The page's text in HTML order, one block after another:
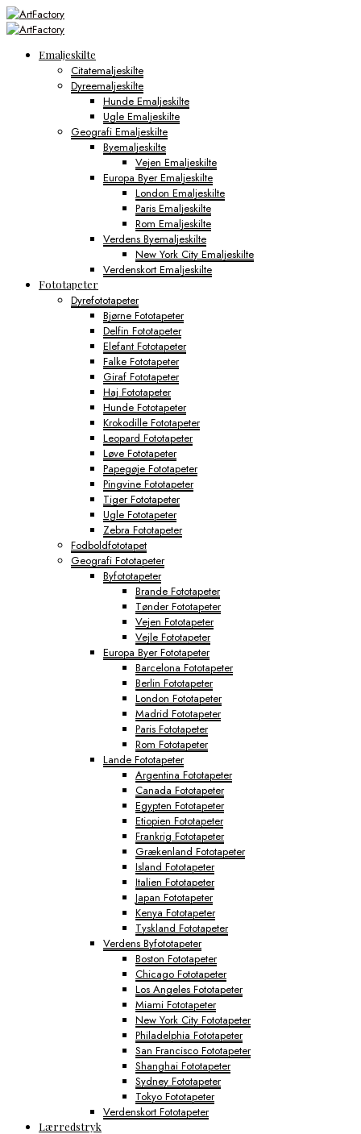
Emaljeskilte
Citatemaljeskilte
Dyreemaljeskilte
Hunde Emaljeskilte
Ugle Emaljeskilte
Geografi Emaljeskilte
Byemaljeskilte
Vejen Emaljeskilte
Europa Byer Emaljeskilte
London Emaljeskilte
Paris Emaljeskilte
Rom Emaljeskilte
Verdens Byemaljeskilte
New York City Emaljeskilte
Verdenskort Emaljeskilte
Fototapeter
Dyrefototapeter
Bjørne Fototapeter
Delfin Fototapeter
Elefant Fototapeter
Falke Fototapeter
Giraf Fototapeter
Haj Fototapeter
Hunde Fototapeter
Krokodille Fototapeter
Leopard Fototapeter
Løve Fototapeter
Papegøje Fototapeter
Pingvine Fototapeter
Tiger Fototapeter
Ugle Fototapeter
Zebra Fototapeter
Fodboldfototapet
Geografi Fototapeter
Byfototapeter
Brande Fototapeter
Tønder Fototapeter
Vejen Fototapeter
Vejle Fototapeter
Europa Byer Fototapeter
Barcelona Fototapeter
Berlin Fototapeter
London Fototapeter
Madrid Fototapeter
Paris Fototapeter
Rom Fototapeter
Lande Fototapeter
Argentina Fototapeter
Canada Fototapeter
Egypten Fototapeter
Etiopien Fototapeter
Frankrig Fototapeter
Grækenland Fototapeter
Island Fototapeter
Italien Fototapeter
Japan Fototapeter
Kenya Fototapeter
Tyskland Fototapeter
Verdens Byfototapeter
Boston Fototapeter
Chicago Fototapeter
Los Angeles Fototapeter
Miami Fototapeter
New York City Fototapeter
Philadelphia Fototapeter
San Francisco Fototapeter
Shanghai Fototapeter
Sydney Fototapeter
Tokyo Fototapeter
Verdenskort Fototapeter
Lærredstryk